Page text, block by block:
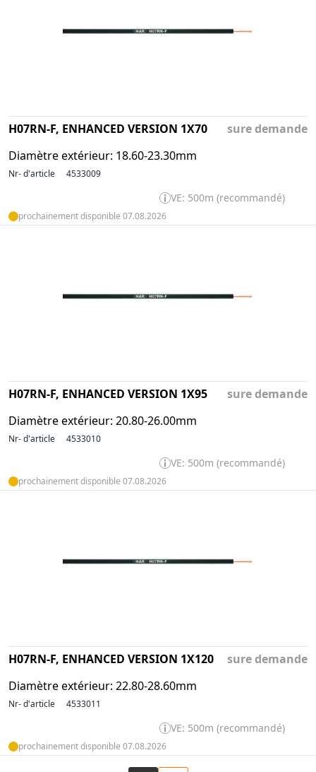
H07RN-F, ENHANCED VERSION 1X70
Diamètre extérieur: 18.60-23.30mm
sure demande
Nr- d'article 4533009
VE: 500m (recommandé)
prochainement disponible 07.08.2026
H07RN-F, ENHANCED VERSION 1X95
Diamètre extérieur: 20.80-26.00mm
sure demande
Nr- d'article 4533010
VE: 500m (recommandé)
prochainement disponible 07.08.2026
H07RN-F, ENHANCED VERSION 1X120
Diamètre extérieur: 22.80-28.60mm
sure demande
Nr- d'article 4533011
VE: 500m (recommandé)
prochainement disponible 07.08.2026